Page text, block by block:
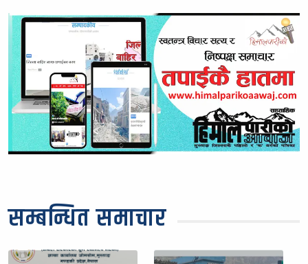
सम्बन्धित समाचार